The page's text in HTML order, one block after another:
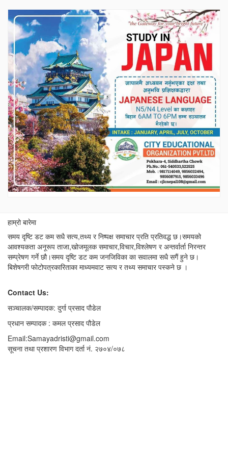
हाम्रो बारेमा
समय दृष्टि डट कम सधै सत्य,तथ्य र निष्पक्ष समाचार प्रति प्रतिवद्ध छ।समयको
आवश्यकता अनूरूप ताजा,खोजमूलक समाचार,विचार,विश्लेषण र अन्तर्वार्ता निरन्तर
सम्प्रेषण गर्ने छौ।समय दृष्टि डट कम जनजिविका का सवालमा सधै सगैं हुने छ।
बिशेषगरी फोटोपत्रकारिताका माध्यमवाट सत्य र तथ्य समाचार पस्कने छ ।
Contact Us:
सञ्चालक/सम्पादक: दुर्गा प्रसाद पौडेल
प्रधान सम्पादक : कमल प्रसाद पौडेल
Email:Samayadristi@gmail.com
सूचना तथा प्रशारण विभाग दर्ता नं. २७०४/०७८